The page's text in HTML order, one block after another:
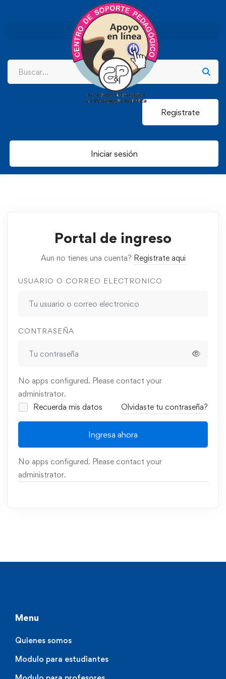
Registrate
Iniciar sesión
Portal de ingreso
Aun no tienes una cuenta? Registrate aqui
USUARIO O CORREO ELECTRONICO
CONTRASEÑA
No apps configured. Please contact your
administrator.
Recuerda mis datos
Olvidaste tu contraseña?
Ingresa ahora
No apps configured. Please contact your
administrator.
Menu
Quienes somos
Modulo para estudiantes